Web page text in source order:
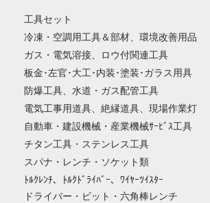
工具セット
冷凍・空調用工具＆部材、環境改善用品
ガス・電気溶接、ロウ付関連工具
板金･左官･大工･内装･塗装･ガラス用具
防爆工具、水道・ガス配管工具
電気工事用道具、絶縁道具、現場作業灯
自動車・建設機械・産業機械ｻｰﾋﾞｽ工具
チタン工具・ステンレス工具
スパナ・レンチ・ソケット類
ﾄﾙｸﾚﾝﾁ、ﾄﾙｸﾄﾞﾗｲﾊﾞｰ、ﾜｲﾔｰﾂｲｽﾀｰ
ドライバー・ビット・六角棒レンチ